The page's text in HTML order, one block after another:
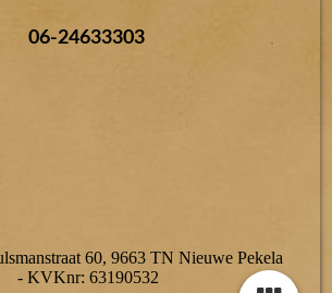
06-24633303
60, 9663 TN Nieuwe Pekela
- KVKnr: 63190532